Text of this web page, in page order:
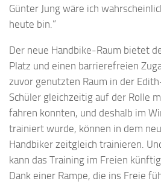
Günter Jung wäre ich
heute bin.“
Der neue Handbike-Raum bietet
Platz und einen barrierefreien
zuvor genutzten Raum in der
Schüler gleichzeitig auf der Rolle
fahren konnten, und deshalb im
trainiert wurde, können in dem
Handbiker zeitgleich trainieren.
kann das Training im Freien
Dank einer Rampe, die ins Freie